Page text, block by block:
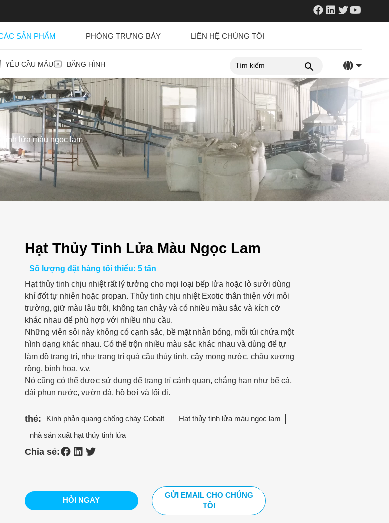
SẢN PHẨM PHÒNG TRƯNG BÀY LIÊN HỆ CHÚNG TÔI
YÊU CẦU MẪU BĂNG HÌNH
tinh lửa màu ngọc lam
Hạt Thủy Tinh Lửa Màu Ngọc Lam
Số lượng đặt hàng tối thiểu: 5 tấn
Hạt thủy tinh chịu nhiệt rất lý tưởng cho mọi loại bếp lửa hoặc lò sưởi dùng
khí đốt tự nhiên hoặc propan. Thủy tinh chịu nhiệt Exotic thân thiện với môi
trường, giữ màu lâu trôi, không tan chảy và có nhiều màu sắc và kích cỡ
khác nhau để phù hợp với nhiều nhu cầu.
Những viên sỏi này không có cạnh sắc, bề mặt nhẵn bóng, mỗi túi chứa một
hình dạng khác nhau. Có thể trộn nhiều màu sắc khác nhau và dùng để tự
làm đồ trang trí, như trang trí quả cầu thủy tinh, cây mọng nước, chậu xương
rồng, bình hoa, v.v.
Nó cũng có thể được sử dụng để trang trí cảnh quan, chẳng hạn như bể cá,
đài phun nước, vườn đá, hồ bơi và lối đi.
thẻ: Kính phản quang chống cháy Cobalt Hạt thủy tinh lửa màu ngọc lam
nhà sản xuất hạt thủy tinh lửa
Chia sẻ:
HỎI NGAY
GỬI EMAIL CHO CHÚNG
TÔI